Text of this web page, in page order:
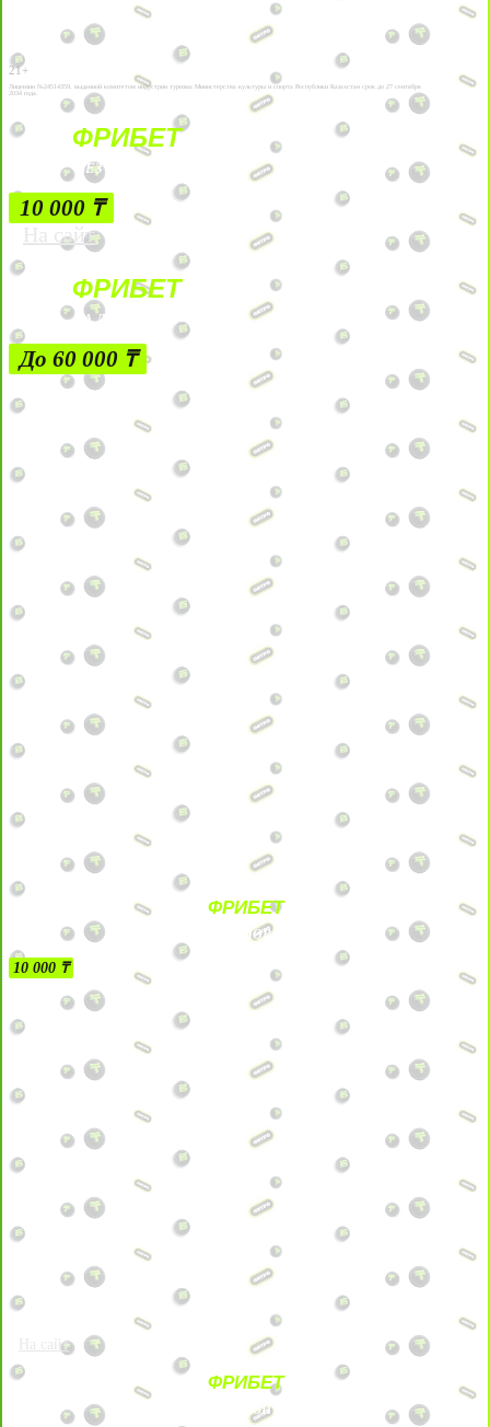
21+
Лицензии №24514359, выданной комитетом индустрии туризма Министерства культуры и спорта Республики Казахстан срок до 27 сентября
2034 года.
ФРИБЕТ
БЕЗ УСЛОВИЙ
10 000 ₸
На сайт
ФРИБЕТ
ЗА ДЕПОЗИТЫ
До 60 000 ₸
ФРИБЕТ
БЕЗ УСЛОВИЙ
10 000 ₸
На сайт
ФРИБЕТ
ЗА ДЕПОЗИТЫ